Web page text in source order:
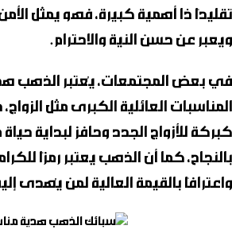
تقليدًا ذا أهمية كبيرة، فهو يمثل الأمن
ويعبر عن حسن النية والاحترام.
في بعض المجتمعات، يُعتبر الذهب
المناسبات العائلية الكبرى مثل
كبركة للأزواج الجدد وحافز لبداية
بالنجاح، كما أن الذهب يعتبر رمزًا
واعترافًا بالقيمة العالية لمن يُهدى